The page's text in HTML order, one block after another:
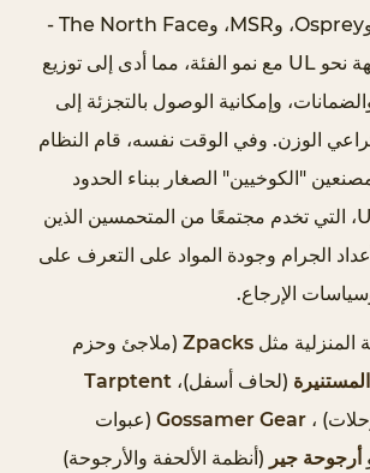
الخارجية - REI، وOsprey، وMSR، وThe North Face -
خطوط إنتاج موجهة نحو UL مع نمو الفئة، مما أدى إلى توزيع
وإمكانية الوصول بالتجزئة إلى
الوزن. وفي الوقت نفسه، قام النظام
"الكوخيين" الصغار ببناء الحدود
التقنية لمعدات UL، التي تخدم مجتمعًا من المتحمسين الذين
الجرام وجودة المواد على التعرف على
وسياسات الإرجاع.
مثل Zpacks (ملاجئ وحزم
(لحاف أسفل)، Tarptent
، Gossamer Gear (عبوات
أرجوحة جير (أنظمة الألحفة والأرجوحة)